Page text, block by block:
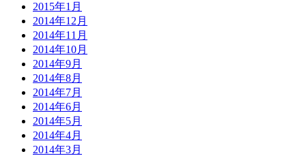
2015年1月
2014年12月
2014年11月
2014年10月
2014年9月
2014年8月
2014年7月
2014年6月
2014年5月
2014年4月
2014年3月